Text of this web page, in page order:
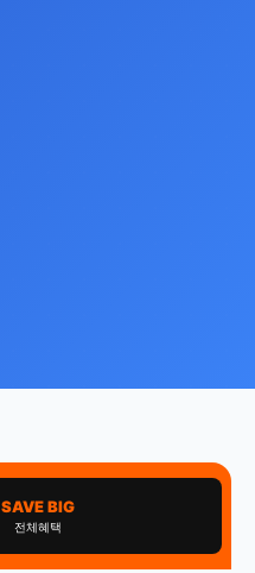
SAVE BIG
전체혜택